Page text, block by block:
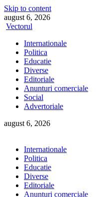
Skip to content
august 6, 2026
Vectorul
Internationale
Politica
Educatie
Diverse
Editoriale
Anunturi comerciale
Social
Advertoriale
august 6, 2026
Internationale
Politica
Educatie
Diverse
Editoriale
Anunturi comerciale